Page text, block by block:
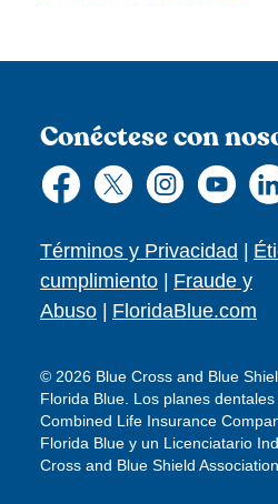
Conéctese con
Términos y Privacidad |
cumplimiento | Fraude y
Abuso | FloridaBlue.com
© 2026 Blue Cross and Blue
Florida Blue. Los planes
Combined Life Insurance
Florida Blue y un Licenciatario
Cross and Blue Shield Association.